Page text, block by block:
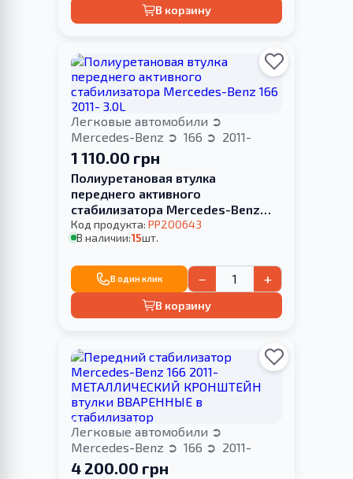
В корзину
Легковые автомобили
Mercedes-Benz
166 2011-
1 110.00 грн
Полиуретановая втулка
переднего активного
стабилизатора Mercedes-Benz
166 2011- 3.0L
Код продукта: PP200643
В наличии:15шт.
В один клик − +
В корзину
Легковые автомобили
Mercedes-Benz
166 2011-
4 200.00 грн